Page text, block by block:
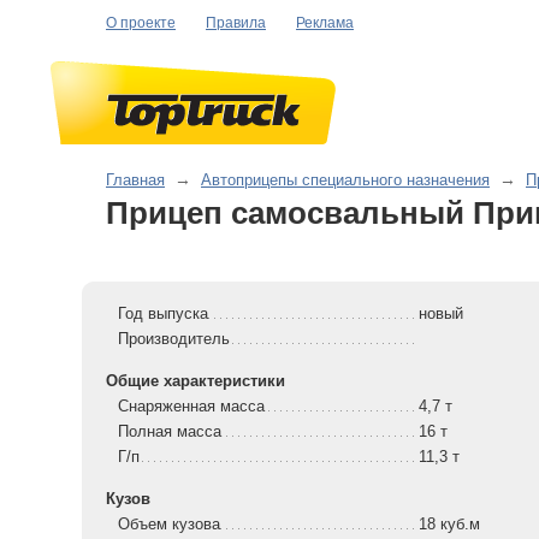
О проекте Правила Реклама
Главная → Автоприцепы специального назначения →
Прицеп самосвальный
Год выпуска
новый
Производитель
Общие характеристики
Снаряженная масса
4,7 т
Полная масса
16 т
Г/п
11,3 т
Кузов
Объем кузова
18 куб.м